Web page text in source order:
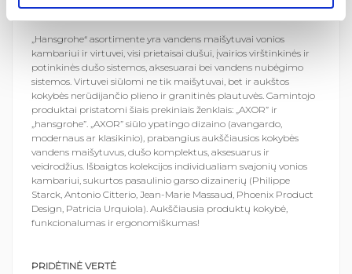
„Hansgrohe“ asortimente yra vandens maišytuvai vonios
kambariui ir virtuvei, visi prietaisai dušui, įvairios virštinkinės ir
potinkinės dušo sistemos, aksesuarai bei vandens nubėgimo
sistemos. Virtuvei siūlomi ne tik maišytuvai, bet ir aukštos
kokybės nerūdijančio plieno ir granitinės plautuvės. Gamintojo
produktai pristatomi šiais prekiniais ženklais: „AXOR” ir
„hansgrohe”. „AXOR” siūlo ypatingo dizaino (avangardo,
modernaus ar klasikinio), prabangius aukščiausios kokybės
vandens maišytuvus, dušo komplektus, aksesuarus ir
veidrodžius. Išbaigtos kolekcijos individualiam svajonių vonios
kambariui, sukurtos pasaulinio garso dizainerių (Philippe
Starck, Antonio Citterio, Jean-Marie Massaud, Phoenix Product
Design, Patricia Urquiola). Aukščiausia produktų kokybė,
funkcionalumas ir ergonomiškumas!
PRIDĖTINĖ VERTĖ